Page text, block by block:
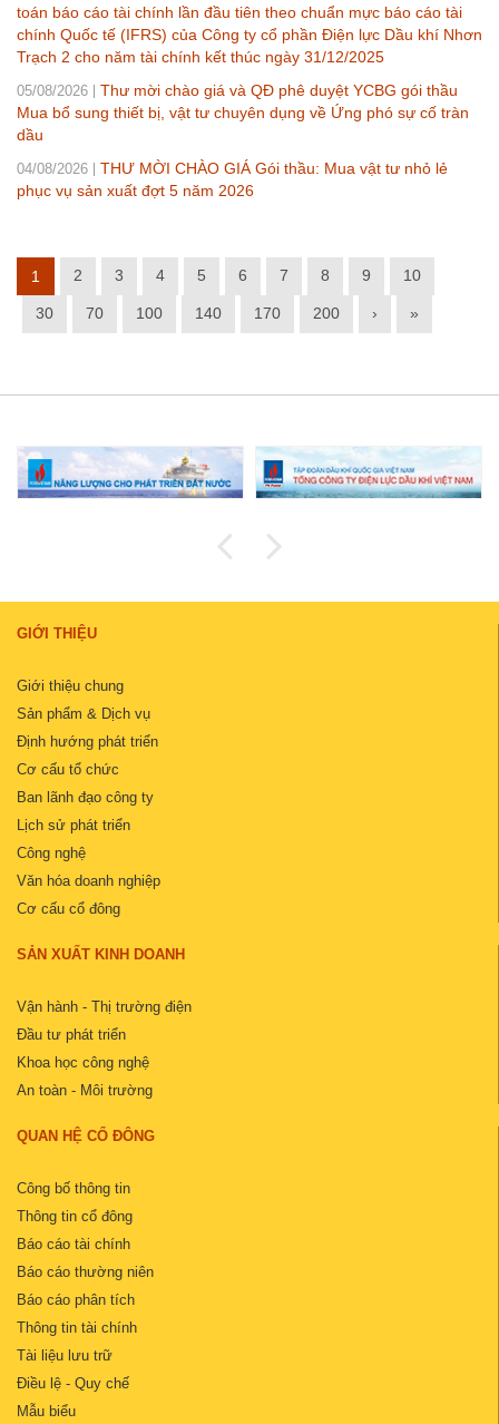
toán báo cáo tài chính lần đầu tiên theo chuẩn mực báo cáo tài
chính Quốc tế (IFRS) của Công ty cổ phần Điện lực Dầu khí Nhơn
Trạch 2 cho năm tài chính kết thúc ngày 31/12/2025
05/08/2026
Thư mời chào giá và QĐ phê duyệt YCBG gói thầu
Mua bổ sung thiết bị, vật tư chuyên dụng về Ứng phó sự cố tràn
dầu
04/08/2026
THƯ MỜI CHÀO GIÁ Gói thầu: Mua vật tư nhỏ lẻ
phục vụ sản xuất đợt 5 năm 2026
1 2 3 4 5 6 7 8 9 10
30 70 100 140 170 200 › »
GIỚI THIỆU
Giới thiệu chung
Sản phẩm & Dịch vụ
Định hướng phát triển
Cơ cấu tổ chức
Ban lãnh đạo công ty
Lịch sử phát triển
Công nghệ
Văn hóa doanh nghiệp
Cơ cấu cổ đông
SẢN XUẤT KINH DOANH
Vận hành - Thị trường điện
Đầu tư phát triển
Khoa học công nghệ
An toàn - Môi trường
QUAN HỆ CỔ ĐÔNG
Công bố thông tin
Thông tin cổ đông
Báo cáo tài chính
Báo cáo thường niên
Báo cáo phân tích
Thông tin tài chính
Tài liệu lưu trữ
Điều lệ - Quy chế
Mẫu biểu